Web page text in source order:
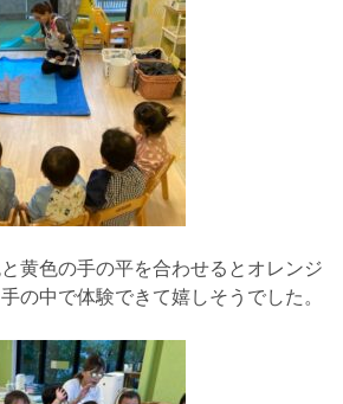
黄色の手の平を合わせるとオレンジ
の中で体験できて嬉しそうでした。